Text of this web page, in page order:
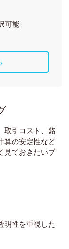
可能
取引コスト、銘
算の安定性など
見ておきたいブ
明性を重視した